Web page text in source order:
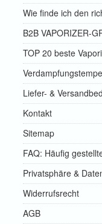
Wie finde ich den
B2B VAPORIZER-
TOP 20 beste
Liefer- &
Kontakt
Sitemap
FAQ: Häufig
Privatsphäre &
Widerrufsrecht
AGB